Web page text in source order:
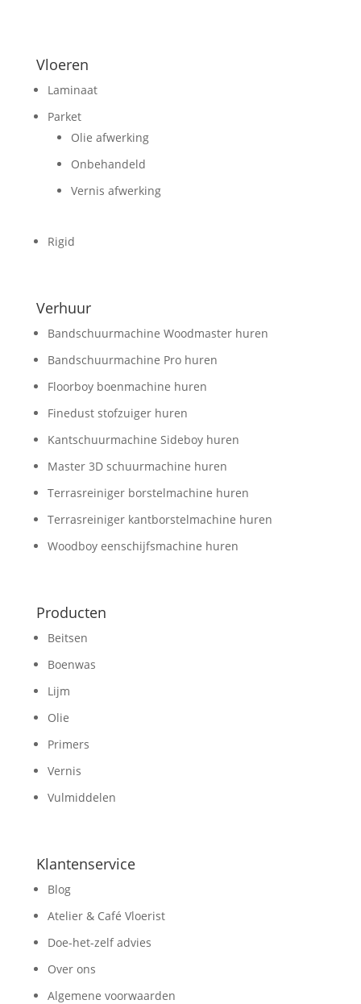
Vloeren
Laminaat
Parket
Olie afwerking
Onbehandeld
Vernis afwerking
Rigid
Verhuur
Bandschuurmachine Woodmaster huren
Bandschuurmachine Pro huren
Floorboy boenmachine huren
Finedust stofzuiger huren
Kantschuurmachine Sideboy huren
Master 3D schuurmachine huren
Terrasreiniger borstelmachine huren
Terrasreiniger kantborstelmachine huren
Woodboy eenschijfsmachine huren
Producten
Beitsen
Boenwas
Lijm
Olie
Primers
Vernis
Vulmiddelen
Klantenservice
Blog
Atelier & Café Vloerist
Doe-het-zelf advies
Over ons
Algemene voorwaarden